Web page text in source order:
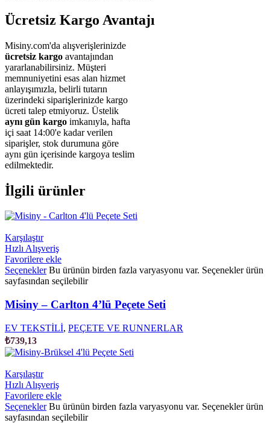
Ücretsiz Kargo Avantajı
Misiny.com'da alışverişlerinizde
ücretsiz kargo avantajından
yararlanabilirsiniz. Müşteri
memnuniyetini esas alan hizmet
anlayışımızla, belirli tutarın
üzerindeki siparişlerinizde kargo
ücreti talep etmiyoruz. Üstelik
aynı gün kargo imkanıyla, hafta
içi saat 14:00'e kadar verilen
siparişler, stok durumuna göre
aynı gün içerisinde kargoya teslim
edilmektedir.
İlgili ürünler
Karşılaştır
Hızlı Alışveriş
Favorilere ekle
Seçenekler Bu ürünün birden fazla varyasyonu var. Seçenekler ürün
sayfasından seçilebilir
Misiny – Carlton 4’lü Peçete Seti
EV TEKSTİLİ, PEÇETE VE RUNNERLAR
₺739,13
Karşılaştır
Hızlı Alışveriş
Favorilere ekle
Seçenekler Bu ürünün birden fazla varyasyonu var. Seçenekler ürün
sayfasından seçilebilir